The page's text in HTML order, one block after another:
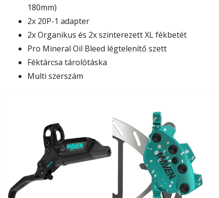
180mm)
2x 20P-1 adapter
2x Organikus és 2x szinterezett XL fékbetét
Pro Mineral Oil Bleed légtelenítő szett
Féktárcsa tárolótáska
Multi szerszám